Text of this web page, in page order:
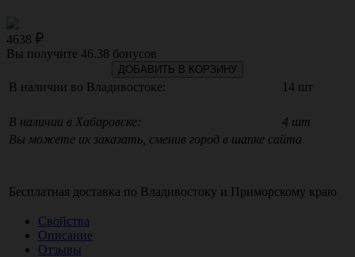
4638
Вы получите 46.38 бонусов
ДОБАВИТЬ В КОРЗИНУ
В наличии во Владивостоке: 14 шт
В наличии в Хабаровске:
4 шт
Вы можете их заказать, сменив город в шапке сайта
Бесплатная доставка по Владивостоку и Приморскому краю
Свойства
Описание
Отзывы